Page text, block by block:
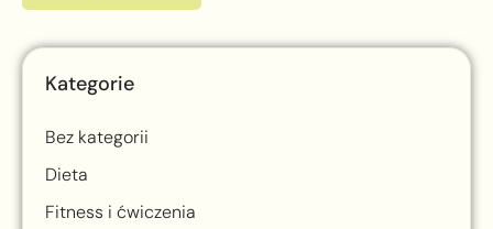
Kategorie
Bez kategorii
Dieta
Fitness i ćwiczenia